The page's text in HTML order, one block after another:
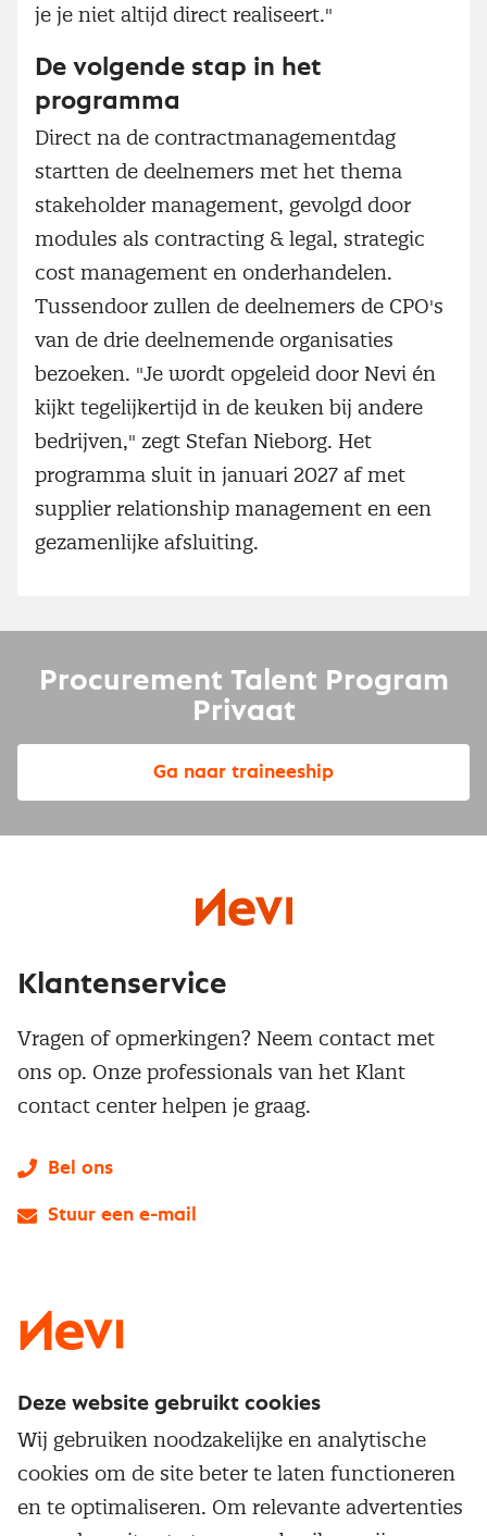
je je niet altijd direct realiseert."
De volgende stap in het
programma
Direct na de contractmanagementdag
startten de deelnemers met het thema
stakeholder management, gevolgd door
modules als contracting & legal, strategic
cost management en onderhandelen.
Tussendoor zullen de deelnemers de CPO's
van de drie deelnemende organisaties
bezoeken. "Je wordt opgeleid door Nevi én
kijkt tegelijkertijd in de keuken bij andere
bedrijven," zegt Stefan Nieborg. Het
programma sluit in januari 2027 af met
supplier relationship management en een
gezamenlijke afsluiting.
Procurement Talent Program
Privaat
Ga naar traineeship
Service & contact
Over inkoop
Populaire thema's
Aanbesteden
Klantenservice
Vragen of opmerkingen? Neem contact met
ons op. Onze professionals van het Klant
contact center helpen je graag.
Bel ons
Stuur een e-mail
Deze website gebruikt cookies
Wij gebruiken noodzakelijke en analytische
cookies om de site beter te laten functioneren
en te optimaliseren. Om relevante advertenties